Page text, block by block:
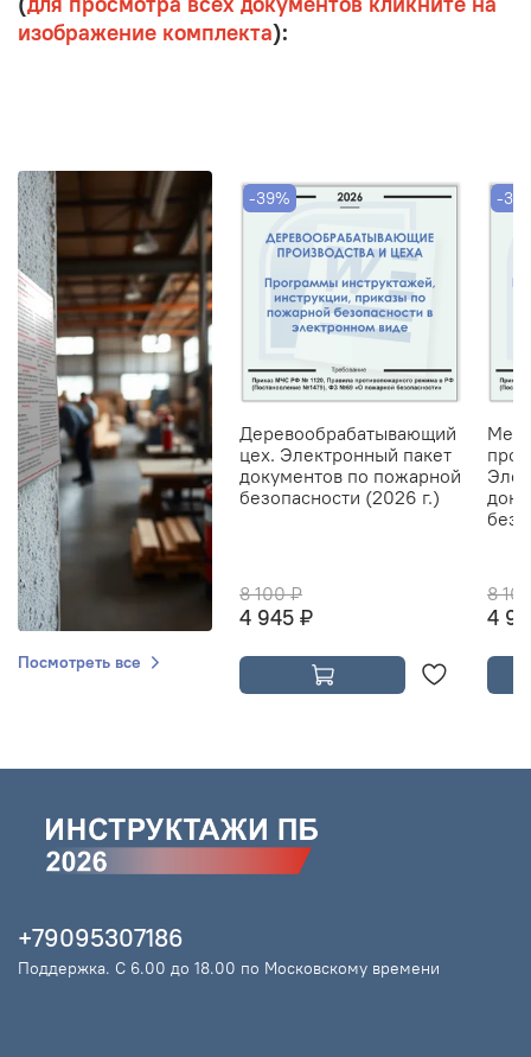
изображение комплекта):
Посмотреть все
-39%
Деревообрабатывающий
цех. Электронный пакет
документов по пожарной
безопасности (2026 г.)
8 100 ₽
4 945 ₽
-
8
4
+79095307186
Поддержка. С 6.00 до 18.00 по Московскому времени